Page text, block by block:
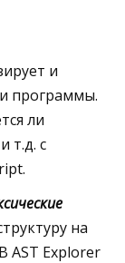
и
программы.
ли
т.д. с
на
AST Explorer